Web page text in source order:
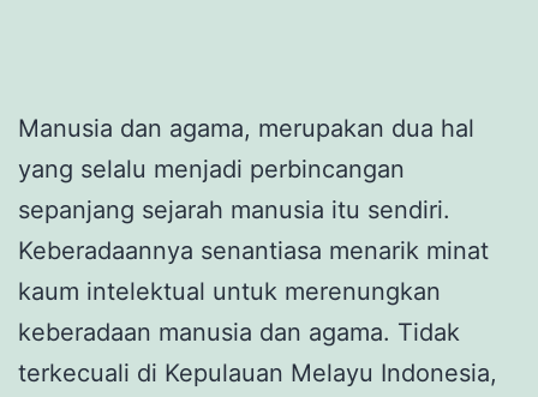
Manusia dan agama, merupakan dua hal
yang selalu menjadi perbincangan
sepanjang sejarah manusia itu sendiri.
Keberadaannya senantiasa menarik minat
kaum intelektual untuk merenungkan
keberadaan manusia dan agama. Tidak
terkecuali di Kepulauan Melayu Indonesia,